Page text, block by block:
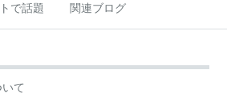
で話題 関連ブログ
て